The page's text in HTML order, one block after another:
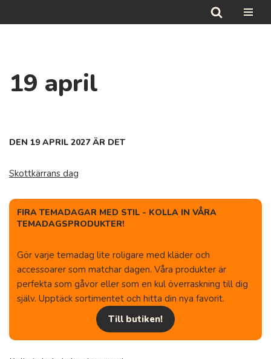
19 april
DEN 19 APRIL 2027 ÄR DET
Skottkärrans dag
FIRA TEMADAGAR MED STIL - KOLLA IN VÅRA
TEMADAGSPRODUKTER!
Gör varje temadag lite roligare med kläder och
accessoarer som matchar dagen. Våra produkter är
perfekta som gåvor eller som en kul överraskning till dig
själv. Upptäck sortimentet och hitta din nya favorit.
Till butiken!